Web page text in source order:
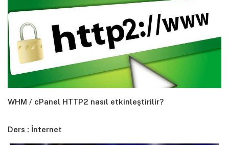
WHM / cPanel HTTP2 nasıl etkinleştirilir?
Ders : İnternet